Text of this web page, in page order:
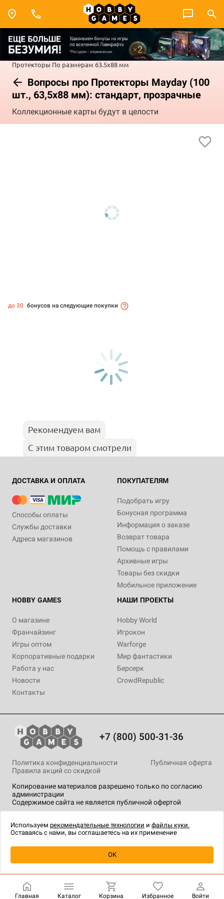
Протекторы По размерам 63.5x88 мм
Вопросы про Протекторы Mayday (100
шт., 63,5x88 мм): стандарт, прозрачные
Коллекционные карты будут в целости
Купить
до 30 бонусов на следующие покупки
Рекомендуем вам
С этим товаром смотрели
ДОСТАВКА И ОПЛАТА
Способы оплаты
Службы доставки
Адреса магазинов
ПОКУПАТЕЛЯМ
Подобрать игру
Бонусная программа
Информация о заказе
Возврат товара
Помощь с правилами
Архивные игры
Товары без скидки
Мобильное приложение
HOBBY GAMES
О магазине
Франчайзинг
Игры оптом
Корпоративные подарки
Работа у нас
Новости
Контакты
НАШИ ПРОЕКТЫ
Hobby World
Игрокон
Warforge
Мир фантастики
Берсерк
CrowdRepublic
+7 (800) 500-31-36
Копирование материалов разрешено только по согласию
администрации
Содержимое сайта не является публичной офертой
Политика конфиденциальности
Публичная оферта
Правила акций со скидкой
технологии.
Главная Каталог Корзина Избранное Войти
Используем рекомендательные технологии и файлы куки.
Оставаясь с нами, вы соглашаетесь на их применение
OK